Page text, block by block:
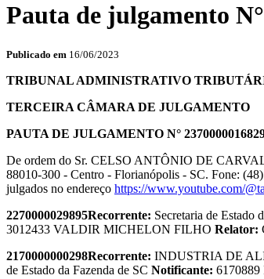
Pauta de julgamento
Publicado em 16/06/2023
TRIBUNAL ADMINISTRATIVO
TERCEIRA CÂMARA DE JULGAMENTO
PAUTA DE JULGAMENTO N°
De ordem do Sr. CELSO ANTÔNIO DE
88010-300 - Centro - Florianópolis - SC. Fone:
julgados no endereço https://www.youtube.com/
2270000029895Recorrente: Secretaria de Estado
3012433 VALDIR MICHELON FILHO Relator:
2170000000298Recorrente: INDUSTRIA DE
de Estado da Fazenda de SC Notificante: